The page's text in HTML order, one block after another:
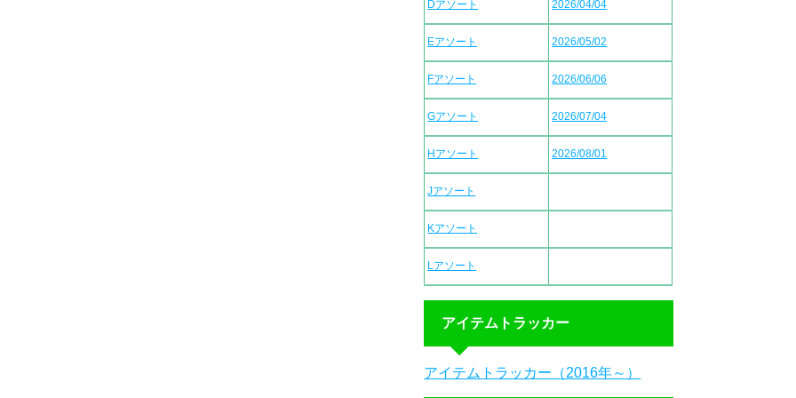
Dアソート 2026/04/04
Eアソート 2026/05/02
Fアソート 2026/06/06
Gアソート 2026/07/04
Hアソート 2026/08/01
Jアソート
Kアソート
Lアソート
アイテムトラッカー
アイテムトラッカー（2016年～）